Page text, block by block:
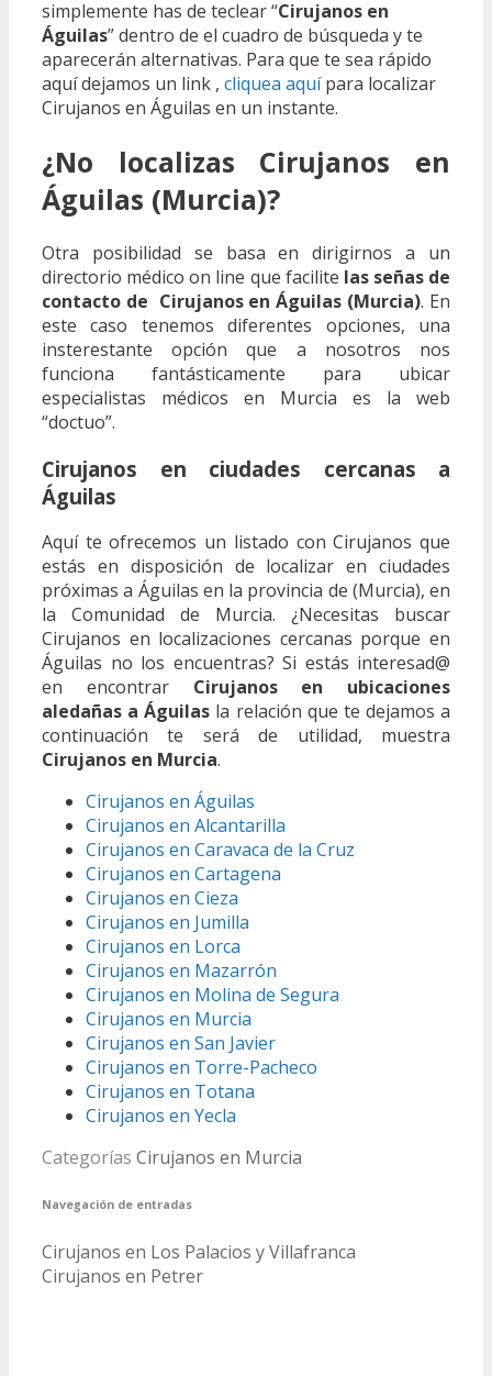
simplemente has de teclear “Cirujanos en
Águilas” dentro de el cuadro de búsqueda y te
aparecerán alternativas. Para que te sea rápido
aquí dejamos un link , cliquea aquípara localizar
Cirujanos en Águilas en un instante.
¿No localizas Cirujanos en
Águilas (Murcia)?
Otra posibilidad se basa en dirigirnos a un
directorio médico on line que facilite las señas de
contacto de Cirujanos en Águilas (Murcia). En
este caso tenemos diferentes opciones, una
insterestante opción que a nosotros nos
funciona fantásticamente para ubicar
especialistas médicos en Murcia es la web
“doctuo”.
Cirujanos en ciudades cercanas a
Águilas
Aquí te ofrecemos un listado con Cirujanos que
estás en disposición de localizar en ciudades
próximas a Águilas en la provincia de (Murcia), en
la Comunidad de Murcia. ¿Necesitas buscar
Cirujanos en localizaciones cercanas porque en
Águilas no los encuentras? Si estás interesad@
en encontrar Cirujanos en ubicaciones
aledañas a Águilas la relación que te dejamos a
continuación te será de utilidad, muestra
Cirujanos en Murcia.
Cirujanos en Águilas
Cirujanos en Alcantarilla
Cirujanos en Caravaca de la Cruz
Cirujanos en Cartagena
Cirujanos en Cieza
Cirujanos en Jumilla
Cirujanos en Lorca
Cirujanos en Mazarrón
Cirujanos en Molina de Segura
Cirujanos en Murcia
Cirujanos en San Javier
Cirujanos en Torre-Pacheco
Cirujanos en Totana
Cirujanos en Yecla
Categorías Cirujanos en Murcia
Navegación de entradas
Cirujanos en Los Palacios y Villafranca
Cirujanos en Petrer